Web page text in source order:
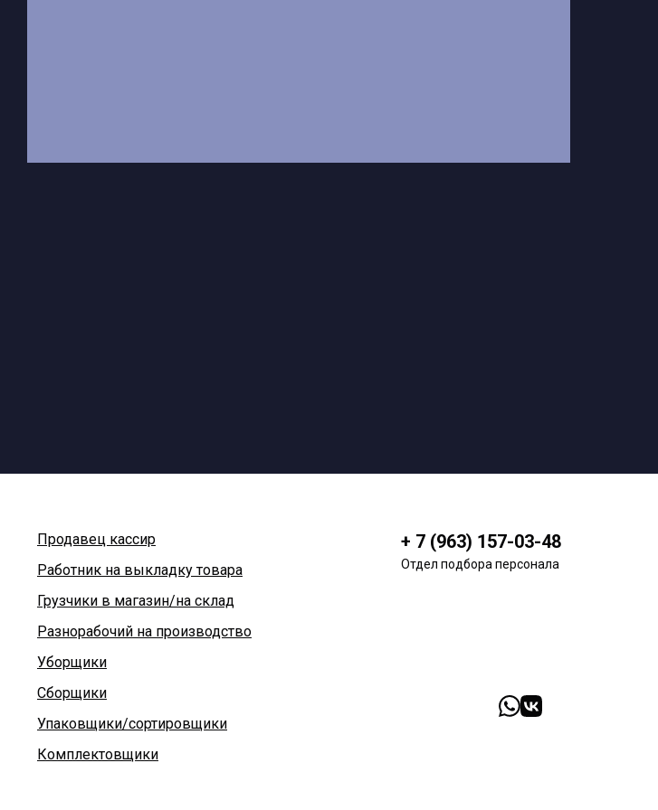
Комплектовщики
Упаковщики/сортировщики
Сборщики
Уборщики
Разнорабочий на производство
Грузчики в магазин/на склад
Работник на выкладку товара
Продавец кассир + 7 (963) 157-03-48
Отдел подбора персонала